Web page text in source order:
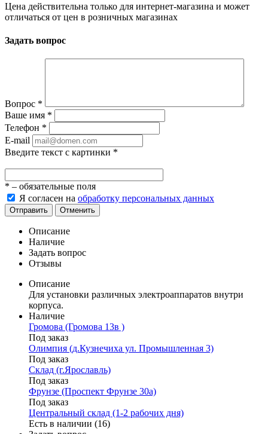
Цена действительна только для интернет-магазина и может
отличаться от цен в розничных магазинах
Задать вопрос
Вопрос *
Ваше имя *
Телефон *
E-mail
Введите текст с картинки *
* – обязательные поля
Я согласен на обработку персональных данных
Отправить Отменить
Описание
Наличие
Задать вопрос
Отзывы
Описание
Для установки различных электроаппаратов внутри
корпуса.
Наличие
Громова (Громова 13в )
Под заказ
Олимпия (д.Кузнечиха ул. Промышленная 3)
Под заказ
Склад (г.Ярославль)
Под заказ
Фрунзе (Проспект Фрунзе 30а)
Под заказ
Центральный склад (1-2 рабочих дня)
Есть в наличии (16)